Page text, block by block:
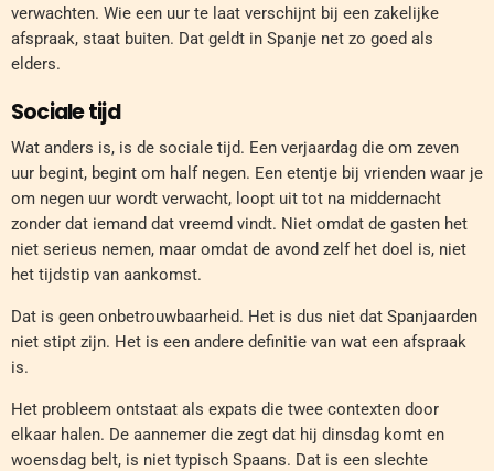
verwachten. Wie een uur te laat verschijnt bij een zakelijke
afspraak, staat buiten. Dat geldt in Spanje net zo goed als
elders.
Sociale tijd
Wat anders is, is de sociale tijd. Een verjaardag die om zeven
uur begint, begint om half negen. Een etentje bij vrienden waar je
om negen uur wordt verwacht, loopt uit tot na middernacht
zonder dat iemand dat vreemd vindt. Niet omdat de gasten het
niet serieus nemen, maar omdat de avond zelf het doel is, niet
het tijdstip van aankomst.
Dat is geen onbetrouwbaarheid. Het is dus niet dat Spanjaarden
niet stipt zijn. Het is een andere definitie van wat een afspraak
is.
Het probleem ontstaat als expats die twee contexten door
elkaar halen. De aannemer die zegt dat hij dinsdag komt en
woensdag belt, is niet typisch Spaans. Dat is een slechte